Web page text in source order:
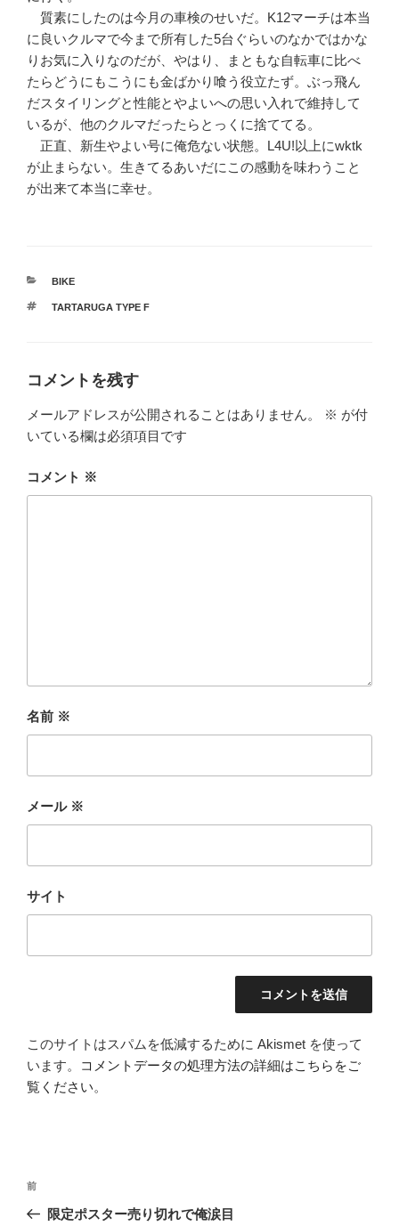
質素にしたのは今月の車検のせいだ。K12マーチは本当
に良いクルマで今まで所有した5台ぐらいのなかではかな
りお気に入りなのだが、やはり、まともな自転車に比べ
たらどうにもこうにも金ばかり喰う役立たず。ぶっ飛ん
だスタイリングと性能とやよいへの思い入れで維持して
いるが、他のクルマだったらとっくに捨ててる。
正直、新生やよい号に俺危ない状態。L4U!以上にwktk
が止まらない。生きてるあいだにこの感動を味わうこと
が出来て本当に幸せ。
カ
ゴ
BIKE
タ
TARTARUGA TYPE F
コメントを残す
メールアドレスが公開されることはありません。 ※ が付
いている欄は必須項目です
コメント ※
名前 ※
メール ※
サイト
このサイトはスパムを低減するために Akismet を使って
います。
コメントデータの処理方法の詳細はこちらをご
覧ください。
投
前
の
前
限定ポスター売り切れで俺涙目